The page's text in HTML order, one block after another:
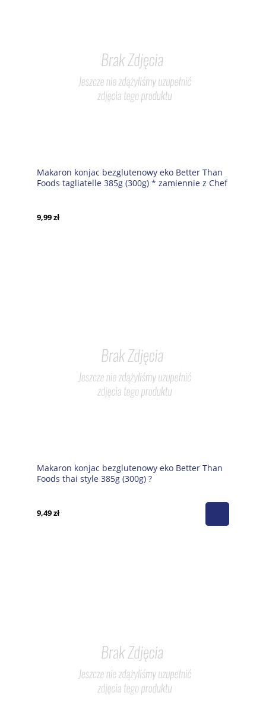
Makaron konjac bezglutenowy eko Better Than
Foods tagliatelle 385g (300g) * zamiennie z Chef
9,99 zł
Makaron konjac bezglutenowy eko Better Than
Foods thai style 385g (300g) ?
9,49 zł